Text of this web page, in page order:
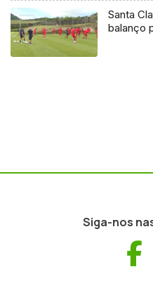
Santa
balanço
Siga-nos